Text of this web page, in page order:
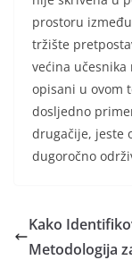
prostoru
tržište
većina učesnika
opisani u ovom
dosljedno
drugačije, jeste
dugoročno
Kako
Metodologija